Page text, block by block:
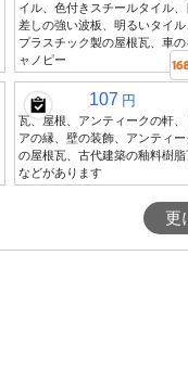
イル、色付きスチールタイル、
差しの強い波板、明るいタイル
プラスチック製の屋根瓦、車の
ャノピー
107 円
瓦、屋根、アンティークの軒、
アの縁、壁の装飾、アンティー
の屋根瓦、古代建築の釉料樹脂
などがあります
更